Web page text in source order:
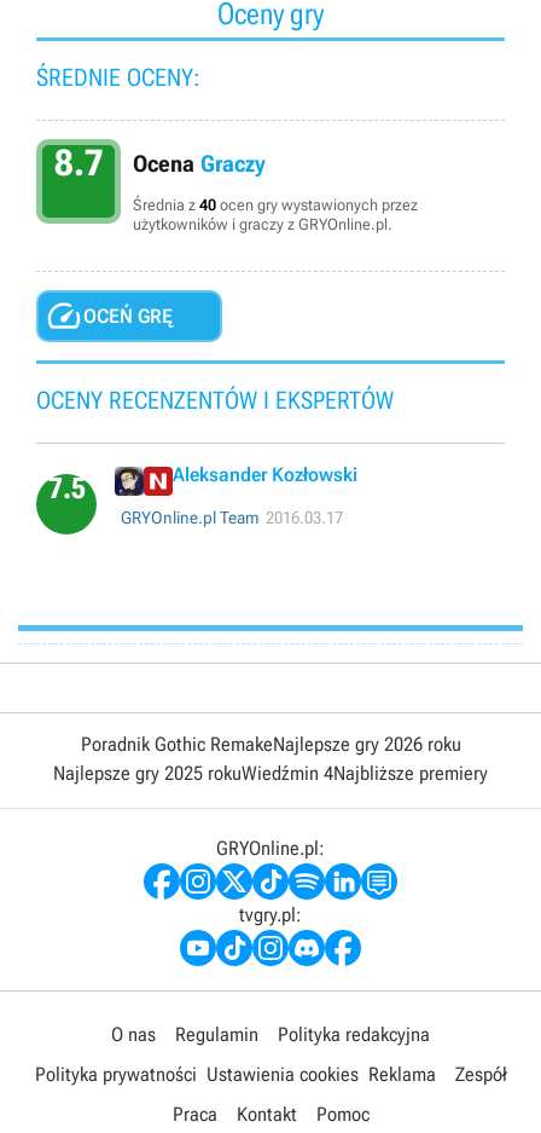
Oceny gry
ŚREDNIE OCENY:
8.7 Ocena Graczy
Średnia z 40 ocen gry wystawionych przez
użytkowników i graczy z GRYOnline.pl.
OCEŃ GRĘ
OCENY RECENZENTÓW I EKSPERTÓW
7.5 Aleksander Kozłowski
GRYOnline.pl Team 2016.03.17
Poradnik Gothic RemakeNajlepsze gry 2026 roku
Najlepsze gry 2025 rokuWiedźmin 4Najbliższe premiery
GRYOnline.pl:
tvgry.pl:
O nas Regulamin
Polityka redakcyjna
Polityka prywatności Ustawienia cookies Reklama
Zespół
Praca
Kontakt Pomoc